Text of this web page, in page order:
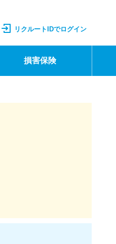
リクルートIDでログイン
損害保険